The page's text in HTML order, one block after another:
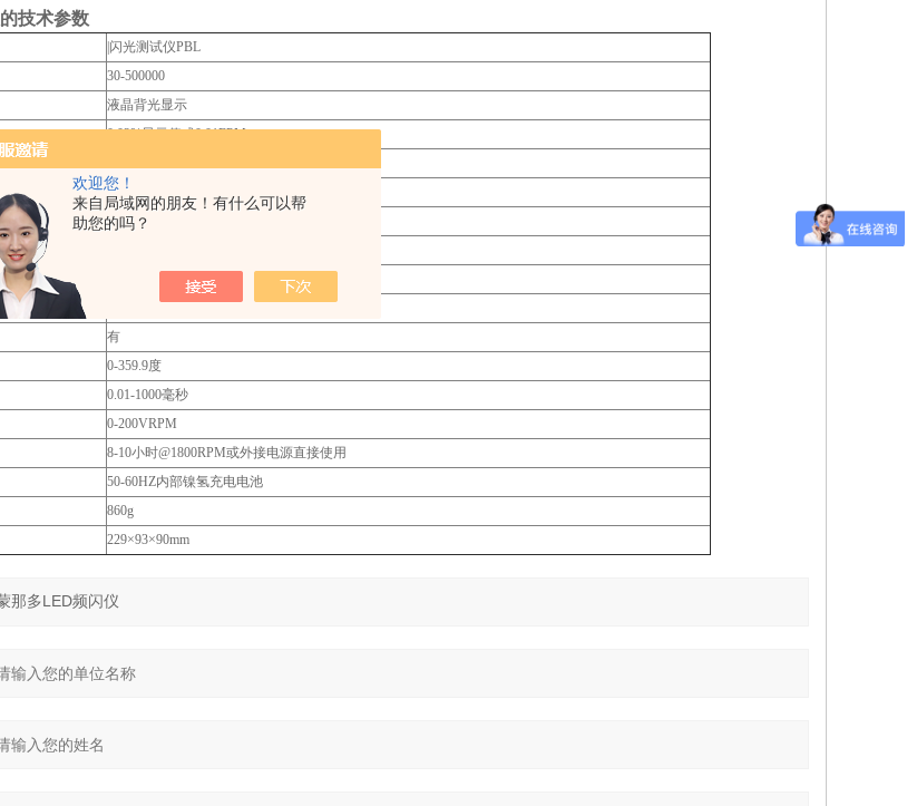
欢迎您！
来自局域网的朋友！有什么可以帮
助您的吗？
的技术参数
|闪光测试仪PBL
30-500000
液晶背光显示
0.02%显示值或0.01FPM
12个LED灯管
6300°K
有
0-359.9度
0.01-1000毫秒
0-200VRPM
8-10小时@1800RPM或外接电源直接使用
50-60HZ内部镍氢充电电池
860g
229×93×90mm